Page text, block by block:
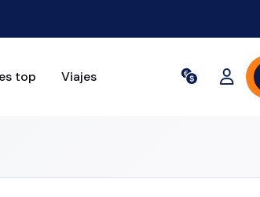
top Viajes